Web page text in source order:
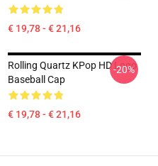
€ 19,78 - € 21,16
Rolling Quartz KPop HD Logo
Baseball Cap
€ 19,78 - € 21,16
-20%